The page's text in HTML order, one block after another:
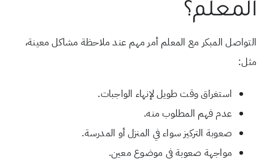
المعلم؟
التواصل المبكر مع المعلم أمر مهم عند ملاحظة مشاكل معينة،
مثل:
استغراق وقت طويل لإنهاء الواجبات.
عدم فهم المطلوب منه.
صعوبة التركيز سواء في المنزل أو المدرسة.
مواجهة صعوبة في موضوع معين.